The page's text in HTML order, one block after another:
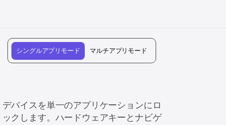
シングルアプリモード マルチアプリモード
デバイスを単一のアプリケーションにロ
ックします。ハードウェアキーとナビゲ